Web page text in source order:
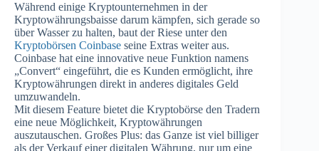
Während einige Kryptounternehmen in der
Kryptowährungsbaisse darum kämpfen, sich gerade so
über Wasser zu halten, baut der Riese unter den
Kryptobörsen Coinbase seine Extras weiter aus.
Coinbase hat eine innovative neue Funktion namens
„Convert“ eingeführt, die es Kunden ermöglicht, ihre
Kryptowährungen direkt in anderes digitales Geld
umzuwandeln.
Mit diesem Feature bietet die Kryptobörse den Tradern
eine neue Möglichkeit, Kryptowährungen
auszutauschen. Großes Plus: das Ganze ist viel billiger
als der Verkauf einer digitalen Währung, nur um eine